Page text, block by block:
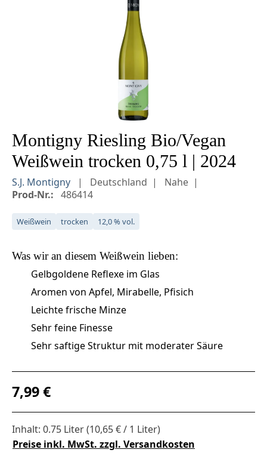
Montigny Riesling Bio/Vegan
Weißwein trocken 0,75 l | 2024
S.J. Montigny Deutschland
Nahe
Prod-Nr.: 486414
Weißwein trocken 12,0 % vol.
Was wir an diesem Weißwein lieben:
Gelbgoldene Reflexe im Glas
Aromen von Apfel, Mirabelle, Pfisich
Leichte frische Minze
Sehr feine Finesse
Sehr saftige Struktur mit moderater Säure
Regulärer Preis:
7,99 €
Inhalt: 0.75 Liter(10,65 € / 1 Liter)
Preise inkl. MwSt. zzgl. Versandkosten